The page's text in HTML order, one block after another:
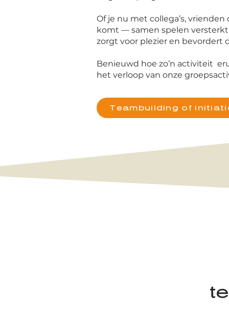
Of je nu met collega’s,
komt — samen spelen
zorgt voor plezier en bevordert
Benieuwd hoe zo’n activiteit
het verloop van onze
Teambuilding of